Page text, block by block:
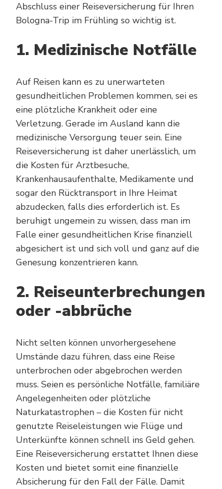
Abschluss einer Reiseversicherung für Ihren
Bologna-Trip im Frühling so wichtig ist.
1. Medizinische Notfälle
Auf Reisen kann es zu unerwarteten
gesundheitlichen Problemen kommen, sei es
eine plötzliche Krankheit oder eine
Verletzung. Gerade im Ausland kann die
medizinische Versorgung teuer sein. Eine
Reiseversicherung ist daher unerlässlich, um
die Kosten für Arztbesuche,
Krankenhausaufenthalte, Medikamente und
sogar den Rücktransport in Ihre Heimat
abzudecken, falls dies erforderlich ist. Es
beruhigt ungemein zu wissen, dass man im
Falle einer gesundheitlichen Krise finanziell
abgesichert ist und sich voll und ganz auf die
Genesung konzentrieren kann.
2. Reiseunterbrechungen
oder -abbrüche
Nicht selten können unvorhergesehene
Umstände dazu führen, dass eine Reise
unterbrochen oder abgebrochen werden
muss. Seien es persönliche Notfälle, familiäre
Angelegenheiten oder plötzliche
Naturkatastrophen – die Kosten für nicht
genutzte Reiseleistungen wie Flüge und
Unterkünfte können schnell ins Geld gehen.
Eine Reiseversicherung erstattet Ihnen diese
Kosten und bietet somit eine finanzielle
Absicherung für den Fall der Fälle. Damit